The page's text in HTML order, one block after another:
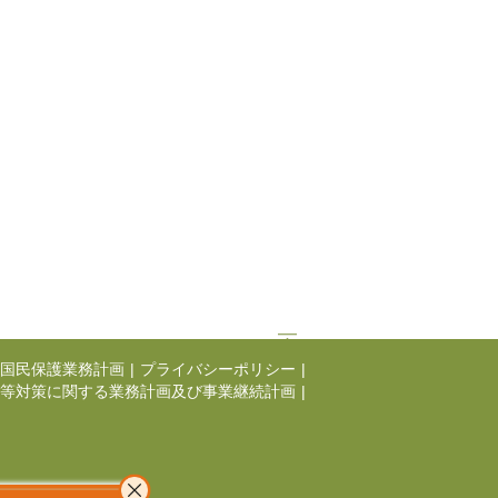
国民保護業務計画 | プライバシーポリシー |
対策に関する業務計画及び事業継続計画 |